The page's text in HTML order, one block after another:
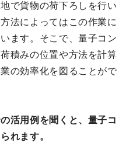
で貨物の荷下ろしを行い
法によってはこの作業に
ます。そこで、量子コン
積みの位置や方法を計算
の効率化を図ることがで
活用例を聞くと、量子コ
れます。